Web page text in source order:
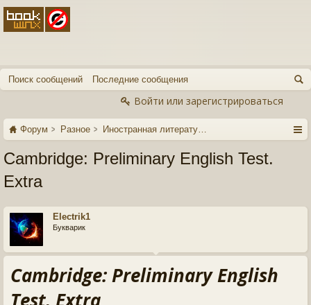
Поиск сообщений Последние сообщения
Войти или зарегистрироваться
Форум Разное Иностранная литература
Cambridge: Preliminary English Test.
Extra
Electrik1
Букварик
Cambridge: Preliminary English